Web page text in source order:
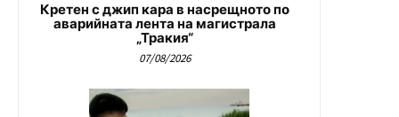
Кретен с джип кара в насрещното по
аварийната лента на магистрала
„Тракия“
07/08/2026